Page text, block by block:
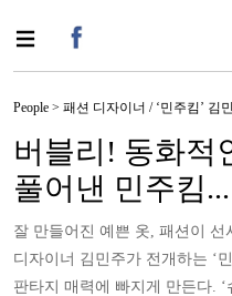
People > 패션 디자이너 / ‘민주킴’ 김
버블리! 동화적
풀어낸 민주킴
잘 만들어진 예쁜 옷, 패션이
디자이너 김민주가 전개하는 ‘
판타지 매력에 빠지게 만든다.